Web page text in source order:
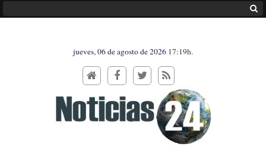
jueves, 06 de agosto de 2026 17:19h.